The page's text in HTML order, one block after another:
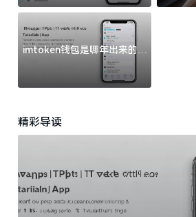
imtoken钱包是哪年出来的？
一文给你说清楚
精彩导读